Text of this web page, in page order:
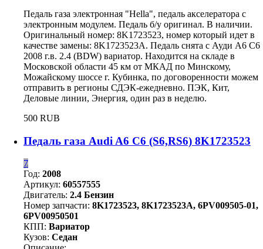
Педаль газа электронная "Hella", педаль акселератора с
электронным модулем. Педаль б/у оригинал. В наличии.
Оригинальный номер: 8K1723523, номер который идет в
качестве замены: 8K1723523A. Педаль снята с Ауди А6 С6
2008 г.в. 2.4 (BDW) вариатор. Находится на складе в
Московской области 45 км от МКАД по Минскому,
Можайскому шоссе г. Кубинка, по договоренности можем
отправить в регионы СДЭК-ежедневно. ПЭК, Кит,
Деловые линии, Энергия, один раз в неделю.
500 RUB
Педаль газа Audi A6 C6 (S6,RS6) 8K1723523
7
Год: 2008
Артикул: 60557555
Двигатель: 2.4 Бензин
Номер запчасти: 8K1723523, 8K1723523A, 6PV009505-01,
6PV00950501
КПП: Вариатор
Кузов: Седан